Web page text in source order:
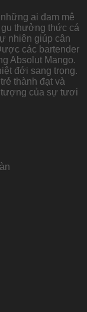
ai đam mê
gu thưởng thức cá
nhiên giúp cân
các bartender
Absolut Mango.
đới sang trọng.
thành đạt và
tượng của sự tươi